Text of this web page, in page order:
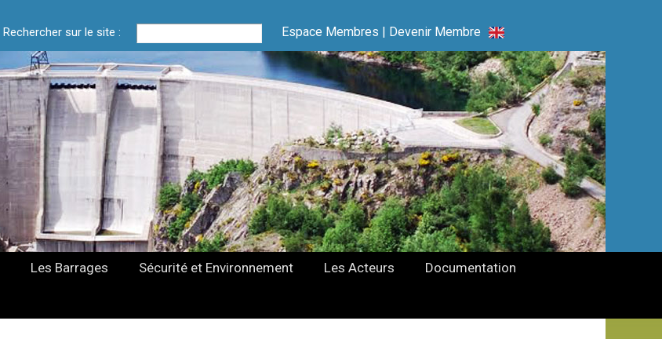
Rechercher sur le site : Espace Membres | Devenir Membre
Les Barrages Sécurité et Environnement Les Acteurs
Documentation